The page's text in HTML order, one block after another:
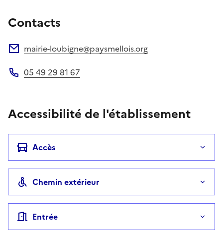
Contacts
mairie-loubigne@paysmellois.org
05 49 29 81 67
Accessibilité de l'établissement
Accès
Chemin extérieur
Entrée